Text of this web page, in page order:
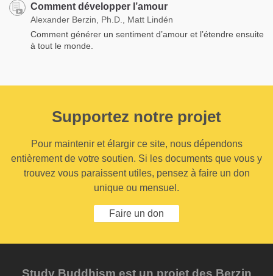
Comment développer l’amour
Alexander Berzin, Ph.D., Matt Lindén
Comment générer un sentiment d’amour et l’étendre ensuite
à tout le monde.
Supportez notre projet
Pour maintenir et élargir ce site, nous dépendons
entièrement de votre soutien. Si les documents que vous y
trouvez vous paraissent utiles, pensez à faire un don
unique ou mensuel.
Faire un don
Study Buddhism est un projet des Berzin